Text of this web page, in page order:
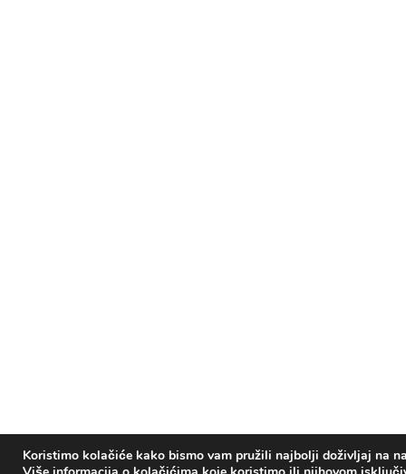
Koristimo kolačiće kako bismo vam pružili najbolji doživljaj na